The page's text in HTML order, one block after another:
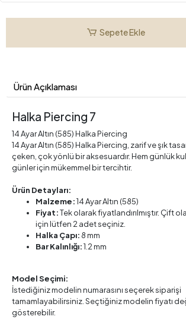
Sepete Ekle
Ürün Açıklaması
Halka Piercing 7
14 Ayar Altın (585) Halka Piercing
14 Ayar Altın (585) Halka Piercing, zarif ve şık
çeken, çok yönlü bir aksesuardır. Hem günlük
günler için mükemmel bir tercihtir.
Ürün Detayları:
Malzeme:14 Ayar Altın (585)
Fiyat:Tek olarak fiyatlandırılmıştır. Çift
için lütfen 2 adet seçiniz.
Halka Çapı: 8 mm
Bar Kalınlığı:1.2 mm
Model Seçimi:
İstediğiniz modelin numarasını seçerek siparişi
tamamlayabilirsiniz. Seçtiğiniz modelin fiyatı
gösterebilir.